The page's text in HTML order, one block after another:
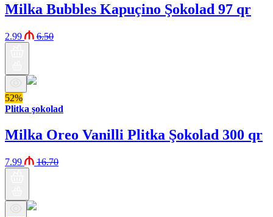
Milka Bubbles Kapuçino Şokolad 97 qr
2.99 6.50
52%
Plitka şokolad
Milka Oreo Vanilli Plitka Şokolad 300 qr
7.99 16.70